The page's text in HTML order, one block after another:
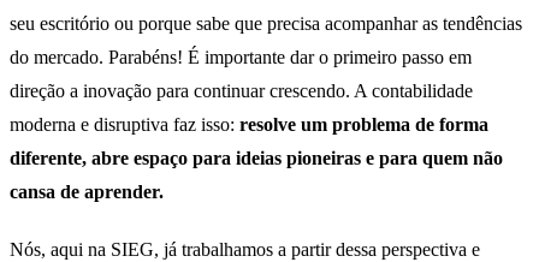
seu escritório ou porque sabe que precisa acompanhar as tendências
do mercado. Parabéns! É importante dar o primeiro passo em
direção a inovação para continuar crescendo. A contabilidade
moderna e disruptiva faz isso: resolve um problema de forma
diferente, abre espaço para ideias pioneiras e para quem não
cansa de aprender.
Nós, aqui na SIEG, já trabalhamos a partir dessa perspectiva e